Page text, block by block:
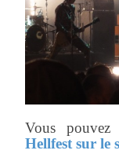
Vous pouvez
Hellfest sur le